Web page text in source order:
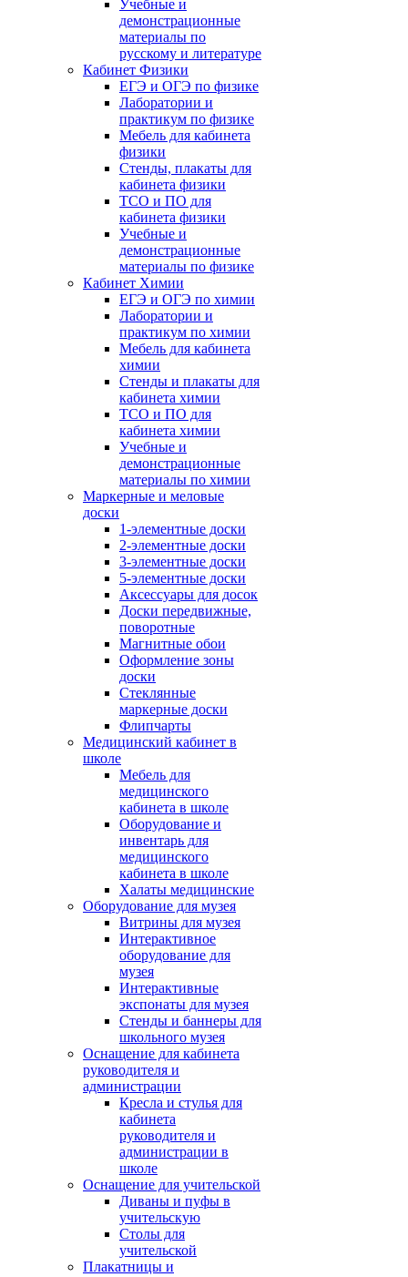
Учебные и
демонстрационные
материалы по
русскому и литературе
Кабинет Физики
ЕГЭ и ОГЭ по физике
Лаборатории и
практикум по физике
Мебель для кабинета
физики
Стенды, плакаты для
кабинета физики
ТСО и ПО для
кабинета физики
Учебные и
демонстрационные
материалы по физике
Кабинет Химии
ЕГЭ и ОГЭ по химии
Лаборатории и
практикум по химии
Мебель для кабинета
химии
Стенды и плакаты для
кабинета химии
ТСО и ПО для
кабинета химии
Учебные и
демонстрационные
материалы по химии
Маркерные и меловые
доски
1-элементные доски
2-элементные доски
3-элементные доски
5-элементные доски
Аксессуары для досок
Доски передвижные,
поворотные
Магнитные обои
Оформление зоны
доски
Стеклянные
маркерные доски
Флипчарты
Медицинский кабинет в
школе
Мебель для
медицинского
кабинета в школе
Оборудование и
инвентарь для
медицинского
кабинета в школе
Халаты медицинские
Оборудование для музея
Витрины для музея
Интерактивное
оборудование для
музея
Интерактивные
экспонаты для музея
Стенды и баннеры для
школьного музея
Оснащение для кабинета
руководителя и
администрации
Кресла и стулья для
кабинета
руководителя и
администрации в
школе
Оснащение для учительской
Диваны и пуфы в
учительскую
Столы для
учительской
Плакатницы и